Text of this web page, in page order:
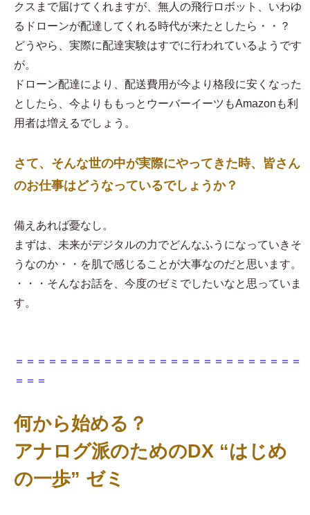
クスまで届けてくれますが、無人の飛行ロボット、いわゆ
るドローンが配達してくれる時代が来たとしたら・・？
どうやら、実際に配達実験はすでに行われているようです
が。
ドローン配達により、配送費用が今より格段に安くなった
としたら、今よりももっとウーバーイーツもAmazonも利
用者は増えるでしょう。
さて、そんな世の中が実際にやってきた時、皆さん
のお仕事はどうなっているでしょうか？
備えあれば憂なし。
まずは、未来がデジタルの力でどんなふうになっていきそ
うなのか・・を肌で感じることが大事なのだと思います。
・・・そんなお話を、今度のゼミでしたいなと思っていま
す。
＝＝＝＝＝＝＝＝＝＝＝＝＝＝＝＝＝＝＝＝＝＝＝＝＝＝
＝＝＝
何から始める？
アナログ派のためのDX “はじめ
の一歩” ゼミ